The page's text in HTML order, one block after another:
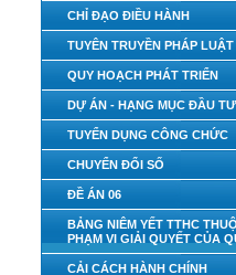
CHỈ ĐẠO ĐIỀU HÀNH
TUYÊN TRUYỀN PHÁP LUẬT
QUY HOẠCH PHÁT TRIỂN
DỰ ÁN - HẠNG MỤC ĐẦU TƯ
TUYỂN DỤNG CÔNG CHỨC
CHUYỂN ĐỔI SỐ
ĐỀ ÁN 06
BẢNG NIÊM YẾT TTHC
PHẠM VI GIẢI QUYẾT CỦA
CẢI CÁCH HÀNH CHÍNH